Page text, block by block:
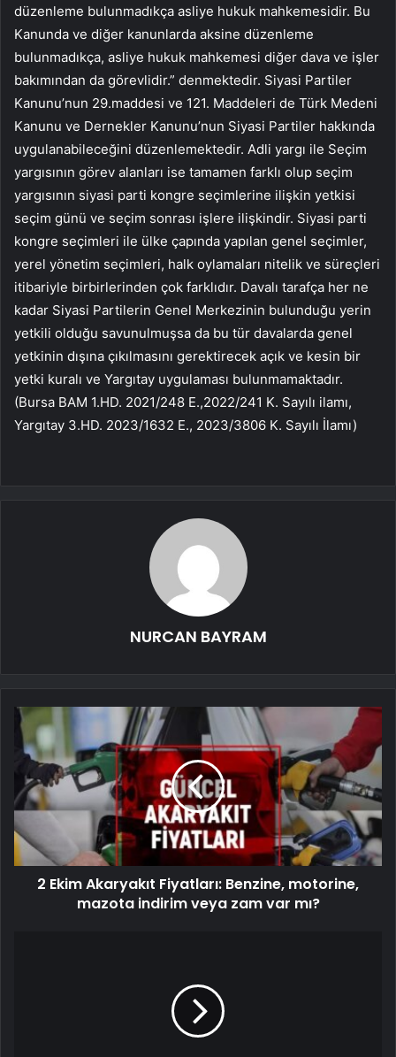
düzenleme bulunmadıkça asliye hukuk mahkemesidir. Bu
Kanunda ve diğer kanunlarda aksine düzenleme
bulunmadıkça, asliye hukuk mahkemesi diğer dava ve işler
bakımından da görevlidir.” denmektedir. Siyasi Partiler
Kanunu’nun 29.maddesi ve 121. Maddeleri de Türk Medeni
Kanunu ve Dernekler Kanunu’nun Siyasi Partiler hakkında
uygulanabileceğini düzenlemektedir. Adli yargı ile Seçim
yargısının görev alanları ise tamamen farklı olup seçim
yargısının siyasi parti kongre seçimlerine ilişkin yetkisi
seçim günü ve seçim sonrası işlere ilişkindir. Siyasi parti
kongre seçimleri ile ülke çapında yapılan genel seçimler,
yerel yönetim seçimleri, halk oylamaları nitelik ve süreçleri
itibariyle birbirlerinden çok farklıdır. Davalı tarafça her ne
kadar Siyasi Partilerin Genel Merkezinin bulunduğu yerin
yetkili olduğu savunulmuşsa da bu tür davalarda genel
yetkinin dışına çıkılmasını gerektirecek açık ve kesin bir
yetki kuralı ve Yargıtay uygulaması bulunmamaktadır.
(Bursa BAM 1.HD. 2021/248 E.,2022/241 K. Sayılı ilamı,
Yargıtay 3.HD. 2023/1632 E., 2023/3806 K. Sayılı İlamı)
NURCAN BAYRAM
2 Ekim Akaryakıt Fiyatları: Benzine, motorine,
mazota indirim veya zam var mı?